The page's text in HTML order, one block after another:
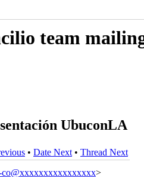
team
UbuconLA
• Date Next • Thread Next
co@xxxxxxxxxxxxxxxx>